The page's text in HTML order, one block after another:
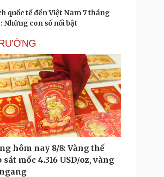
quốc tế đến Việt Nam 7 tháng
Những con số nổi bật
hôm nay 8/8: Vàng thế
sát mốc 4.316 USD/oz, vàng
ngang